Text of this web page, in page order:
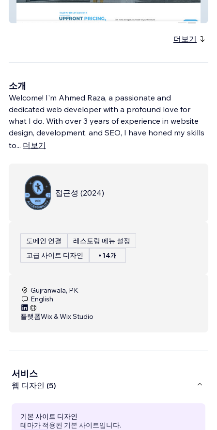
Snappy Home Wash
더보기
소개
Welcome! I'm Ahmed Raza, a passionate and
dedicated web developer with a profound love for
what I do. With over 3 years of experience in website
design, development, and SEO, I have honed my skills
to... 더보기
접근성 (2024)
도메인 연결
레스토랑 메뉴 설정
고급 사이트 디자인
+14개
Gujranwala, PK
English
플랫폼Wix & Wix Studio
서비스
웹 디자인 (5)
기본 사이트 디자인
테마가 적용된 기본 사이트입니다.